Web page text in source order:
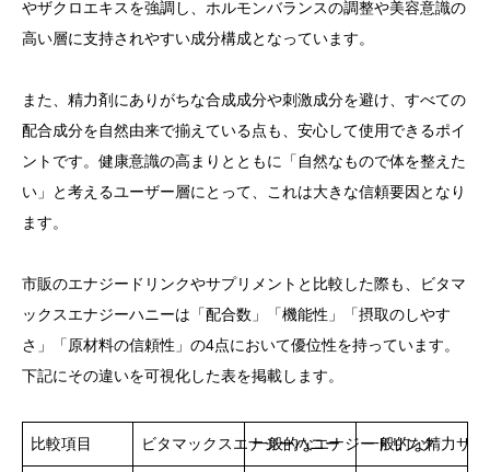
やザクロエキスを強調し、ホルモンバランスの調整や美容意識の
高い層に支持されやすい成分構成となっています。
また、精力剤にありがちな合成成分や刺激成分を避け、すべての
配合成分を自然由来で揃えている点も、安心して使用できるポイ
ントです。健康意識の高まりとともに「自然なもので体を整えた
い」と考えるユーザー層にとって、これは大きな信頼要因となり
ます。
市販のエナジードリンクやサプリメントと比較した際も、ビタマ
ックスエナジーハニーは「配合数」「機能性」「摂取のしやす
さ」「原材料の信頼性」の4点において優位性を持っています。
下記にその違いを可視化した表を掲載します。
比較項目 ビタマックスエナジーハニー一般的なエナジードリンク
一般的な精力サ